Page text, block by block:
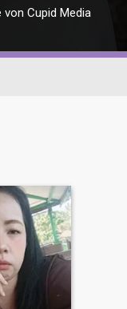
Cupid Media